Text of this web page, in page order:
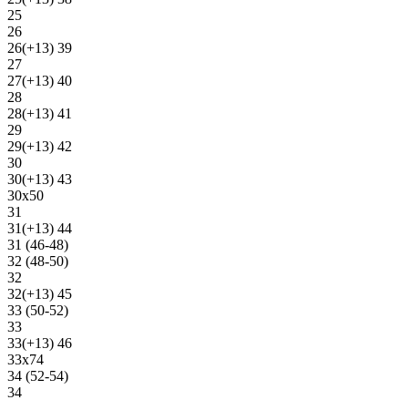
25
26
26(+13) 39
27
27(+13) 40
28
28(+13) 41
29
29(+13) 42
30
30(+13) 43
30х50
31
31(+13) 44
31 (46-48)
32 (48-50)
32
32(+13) 45
33 (50-52)
33
33(+13) 46
33х74
34 (52-54)
34